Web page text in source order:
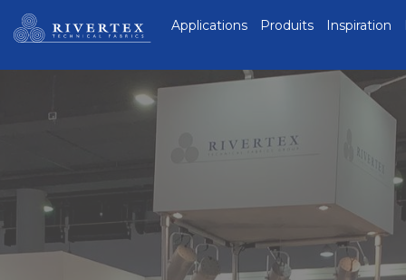
Rivertex Technical
Fabrics Group
Applications Produits Inspiration